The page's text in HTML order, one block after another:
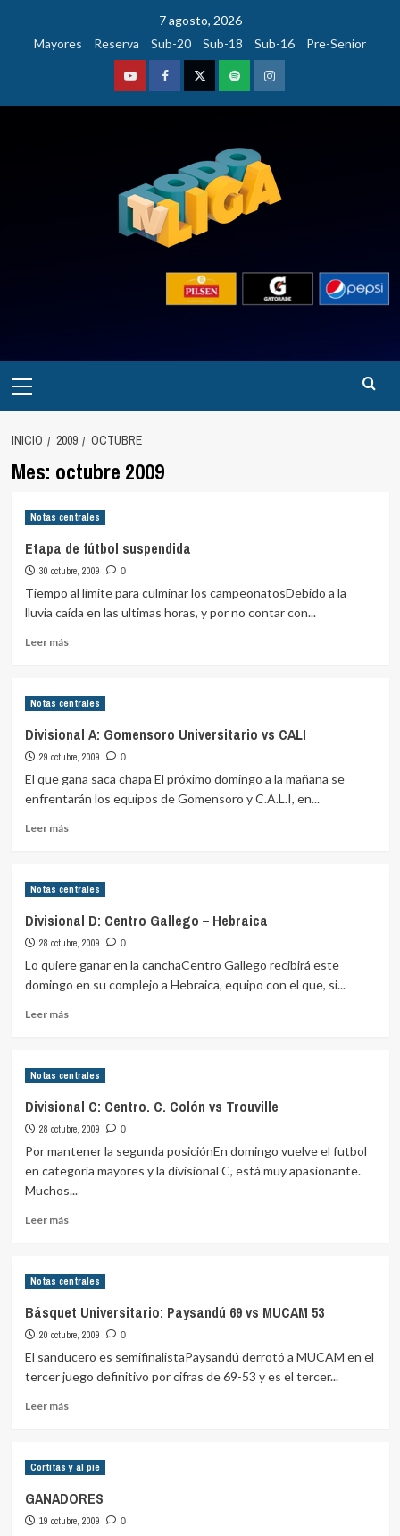
contenido
7 agosto, 2026
Mayores
Reserva Sub-20 Sub-18 Sub-16 Pre-Senior
YoutubeFacebookTwitterPodcastInstagram
principal
INICIO 2009 OCTUBRE
Mes: octubre 2009
Notas centrales
Etapa de fútbol suspendida
30 octubre, 2009 0
Tiempo al límite para culminar los campeonatosDebido a la
lluvia caída en las ultimas horas, y por no contar con...
Leer másLeer
de
suspendida
Notas centrales
Divisional A: Gomensoro Universitario vs CALI
29 octubre, 2009 0
El que gana saca chapa El próximo domingo a la mañana se
enfrentarán los equipos de Gomensoro y C.A.L.I, en...
Leer másLeer
A:
Universitario
vs
CALI
Notas centrales
Divisional D: Centro Gallego – Hebraica
28 octubre, 2009 0
Lo quiere ganar en la canchaCentro Gallego recibirá este
domingo en su complejo a Hebraica, equipo con el que, si...
Leer másLeer
D:
Gallego
–
Hebraica
Notas centrales
Divisional C: Centro. C. Colón vs Trouville
28 octubre, 2009 0
Por mantener la segunda posiciónEn domingo vuelve el futbol
en categoría mayores y la divisional C, está muy apasionante.
Muchos...
Leer másLeer
C:
C.
Colón
vs
Trouville
Notas centrales
Básquet Universitario: Paysandú 69 vs MUCAM 53
20 octubre, 2009 0
El sanducero es semifinalistaPaysandú derrotó a MUCAM en el
tercer juego definitivo por cifras de 69-53 y es el tercer...
Leer másLeer
Universitario:
69
vs
Cortitas y al pie
GANADORES
19 octubre, 2009 0